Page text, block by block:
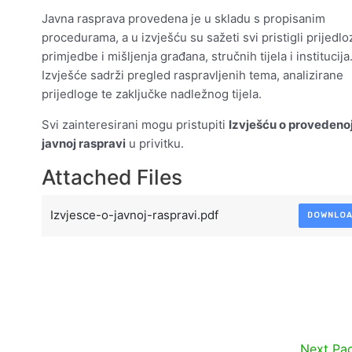
Javna rasprava provedena je u skladu s propisanim
procedurama, a u izvješću su sažeti svi pristigli
primjedbe i mišljenja građana, stručnih tijela i institucija.
Izvješće sadrži pregled raspravljenih tema, analizirane
prijedloge te zaključke nadležnog tijela.
Svi zainteresirani mogu pristupiti Izvješću o
javnoj raspravi u privitku.
Attached Files
Izvjesce-o-javnoj-raspravi.pdf